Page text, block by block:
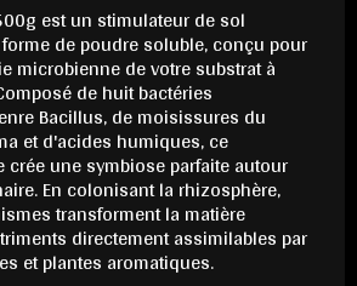
est un stimulateur de sol
de poudre soluble, conçu pour
microbienne de votre substrat à
de huit bactéries
Bacillus, de moisissures du
et d'acides humiques, ce
une symbiose parfaite autour
En colonisant la rhizosphère,
transforment la matière
directement assimilables par
et plantes aromatiques.